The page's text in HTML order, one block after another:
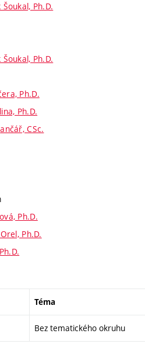
Ph.D.
Ph.D.
Ph.D.
Ph.D.
CSc.
Ph.D.
Ph.D.
Téma
Bez tematického okruhu